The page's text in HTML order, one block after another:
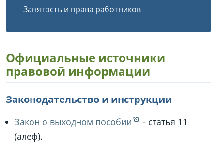
Занятость и права работников
Официальные источники
правовой информации
Законодательство и инструкции
Закон о выходном пособии
- статья 11
(алеф).